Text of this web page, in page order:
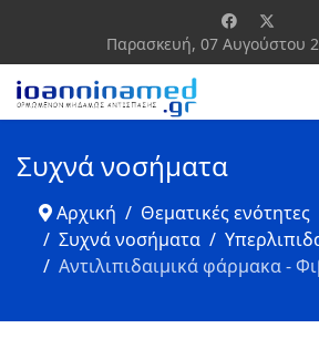
Παρασκευή, 07 Αυγούστου
Συχνά νοσήματα
Αρχική
Θεματικές ενότητες
Συχνά νοσήματα
Αντιλιπιδαιμικά φάρμακα -